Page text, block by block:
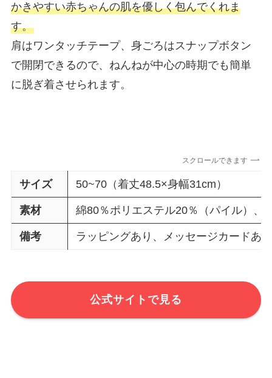
かきやすい赤ちゃんの肌を優しく包んでくれま
す。
肩はワンタッチテープ、身ごろはスナップボタン
で開閉できるので、ねんねが中心の時期でも簡単
に脱ぎ着させられます。
スクロールできます
サイズ 50~70（着丈48.5×身幅31cm）
素材 綿80％ポリエステル20％（パイル）、
備考 ラッピングあり、メッセージカードあ
公式サイトで見る